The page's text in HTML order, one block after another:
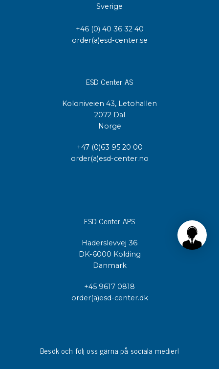
Sverige
+46 (0) 40 36 32 40
order(a)esd-center.se
ESD Center AS
Koloniveien 43, Letohallen
2072 Dal
Norge
+47 (0)63 95 20 00
order(a)esd-center.no
ESD Center APS
Haderslevvej 36
DK-6000 Kolding
Danmark
+45 9617 0818
order(a)esd-center.dk
Besök och följ oss gärna på sociala medier!